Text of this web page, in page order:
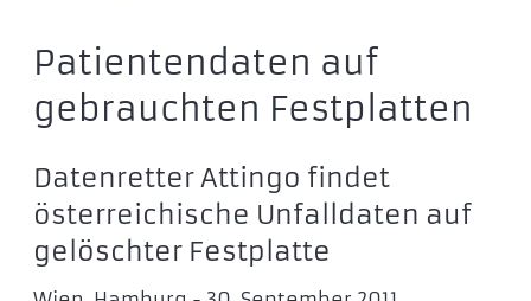
Patientendaten auf
gebrauchten Festplatten
Datenretter Attingo findet
österreichische Unfalldaten auf
gelöschter Festplatte